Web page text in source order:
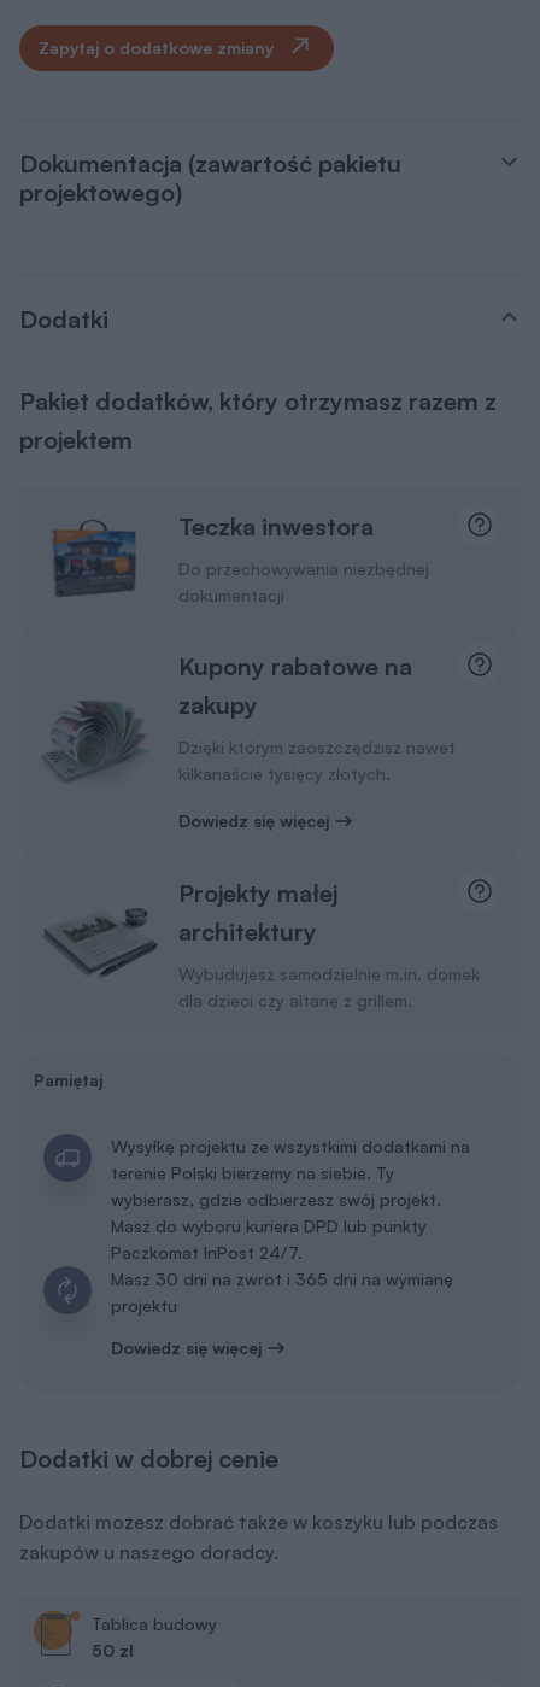
Zapytaj o dodatkowe zmiany
Dokumentacja (zawartość pakietu
projektowego)
Dodatki
Pakiet dodatków, który otrzymasz razem z
projektem
Teczka inwestora
Do przechowywania niezbędnej
dokumentacji
Kupony rabatowe na
zakupy
Dzięki którym zaoszczędzisz nawet
kilkanaście tysięcy złotych.
Dowiedz się więcej
Projekty małej
architektury
Wybudujesz samodzielnie m.in. domek
dla dzieci czy altanę z grillem.
Pamiętaj
Wysyłkę projektu ze wszystkimi dodatkami na
terenie Polski bierzemy na siebie. Ty
wybierasz, gdzie odbierzesz swój projekt.
Masz do wyboru kuriera DPD lub punkty
Paczkomat InPost 24/7.
Masz 30 dni na zwrot i 365 dni na wymianę
projektu
Dowiedz się więcej
Dodatki w dobrej cenie
Dodatki możesz dobrać także w koszyku lub podczas
zakupów u naszego doradcy.
Tablica budowy
50 zł